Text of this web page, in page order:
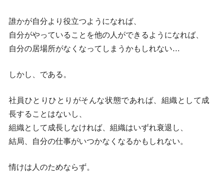
誰かが自分より役立つようになれば、
自分がやっていることを他の人ができるようになれば、
自分の居場所がなくなってしまうかもしれない…
しかし、である。
社員ひとりひとりがそんな状態であれば、組織として成
長することはないし、
組織として成長しなければ、組織はいずれ衰退し、
結局、自分の仕事がいつかなくなるかもしれない。
情けは人のためならず。